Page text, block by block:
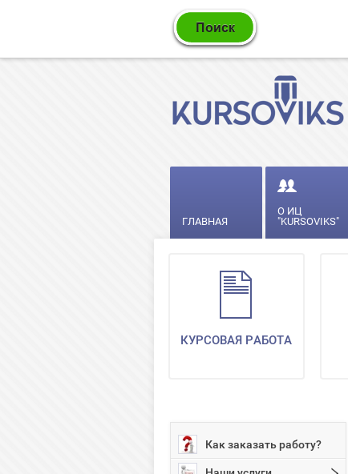
ГЛАВНАЯ
О ИЦ
"KURSOVIKS"
КУРСОВАЯ РАБОТА
Как заказать работу?